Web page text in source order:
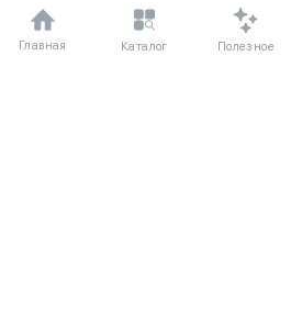
Главная Каталог Полезное